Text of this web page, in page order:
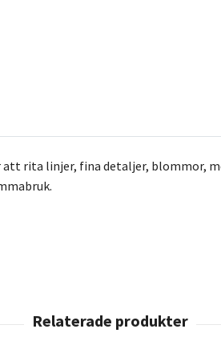
rita linjer, fina detaljer, blommor,